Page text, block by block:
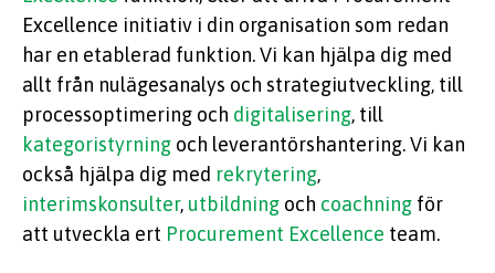
Excellence initiativ i din organisation som redan
har en etablerad funktion. Vi kan hjälpa dig med
allt från nulägesanalys och strategiutveckling, till
processoptimering och digitalisering, till
kategoristyrning och leverantörshantering. Vi kan
också hjälpa dig med rekrytering,
interimskonsulter, utbildning och coachning för
att utveckla ert Procurement Excellence team.